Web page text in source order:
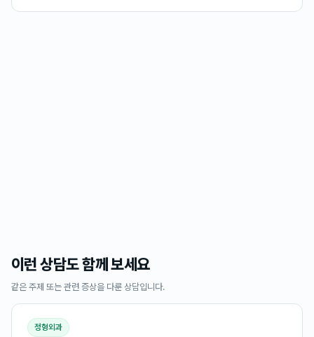
이런 상담도 함께 보세요
같은 주제 또는 관련 증상을 다룬 상담입니다.
정형외과